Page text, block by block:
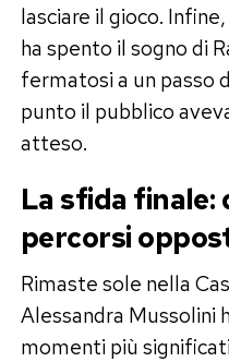
lasciare il gioco.
ha spento il sogno di
fermatosi a un passo
punto il pubblico
atteso.
La sfida finale:
percorsi
Rimaste sole nella
Alessandra Mussolini
momenti più